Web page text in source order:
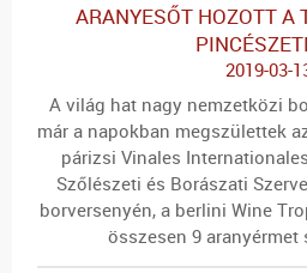
ARANYESŐT HOZOTT A
2019-03-
A világ hat nagy nemzetközi
már a napokban megszülettek
párizsi Vinales
Szőlészeti és Borászati
borversenyén, a berlini Wine
összesen 9 aranyérmet